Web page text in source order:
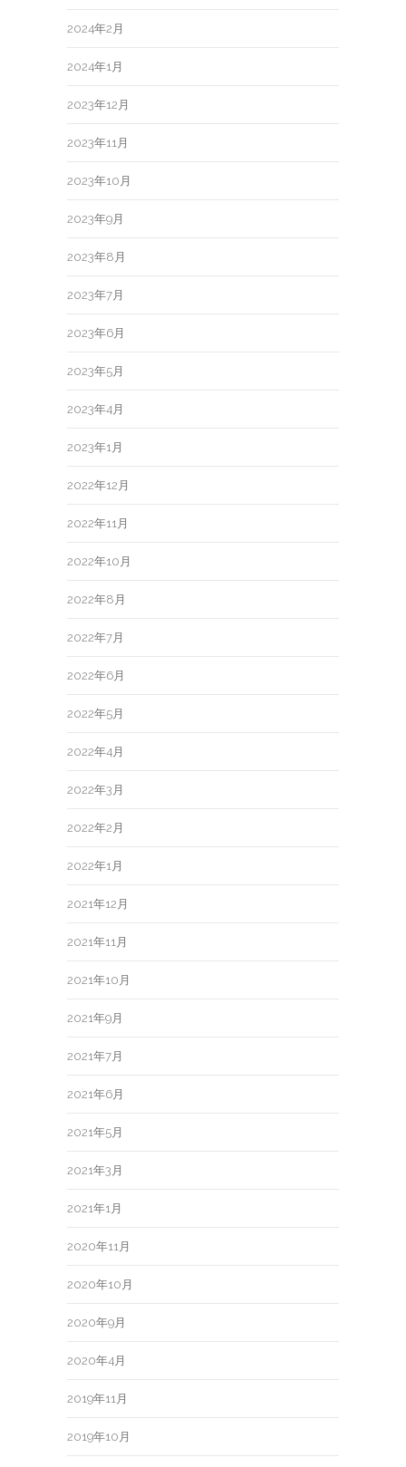
2024年2月
2024年1月
2023年12月
2023年11月
2023年10月
2023年9月
2023年8月
2023年7月
2023年6月
2023年5月
2023年4月
2023年1月
2022年12月
2022年11月
2022年10月
2022年8月
2022年7月
2022年6月
2022年5月
2022年4月
2022年3月
2022年2月
2022年1月
2021年12月
2021年11月
2021年10月
2021年9月
2021年7月
2021年6月
2021年5月
2021年3月
2021年1月
2020年11月
2020年10月
2020年9月
2020年4月
2019年11月
2019年10月